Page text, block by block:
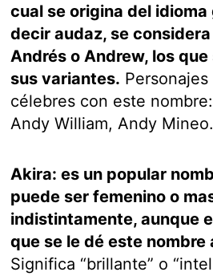
cual se origina del
decir audaz, se
Andrés o Andrew, los
sus variantes.
célebres con este
Andy William, Andy
Akira: es un popular
puede ser femenino o
indistintamente, aunque
que se le dé este nombre
Significa “brillante” o